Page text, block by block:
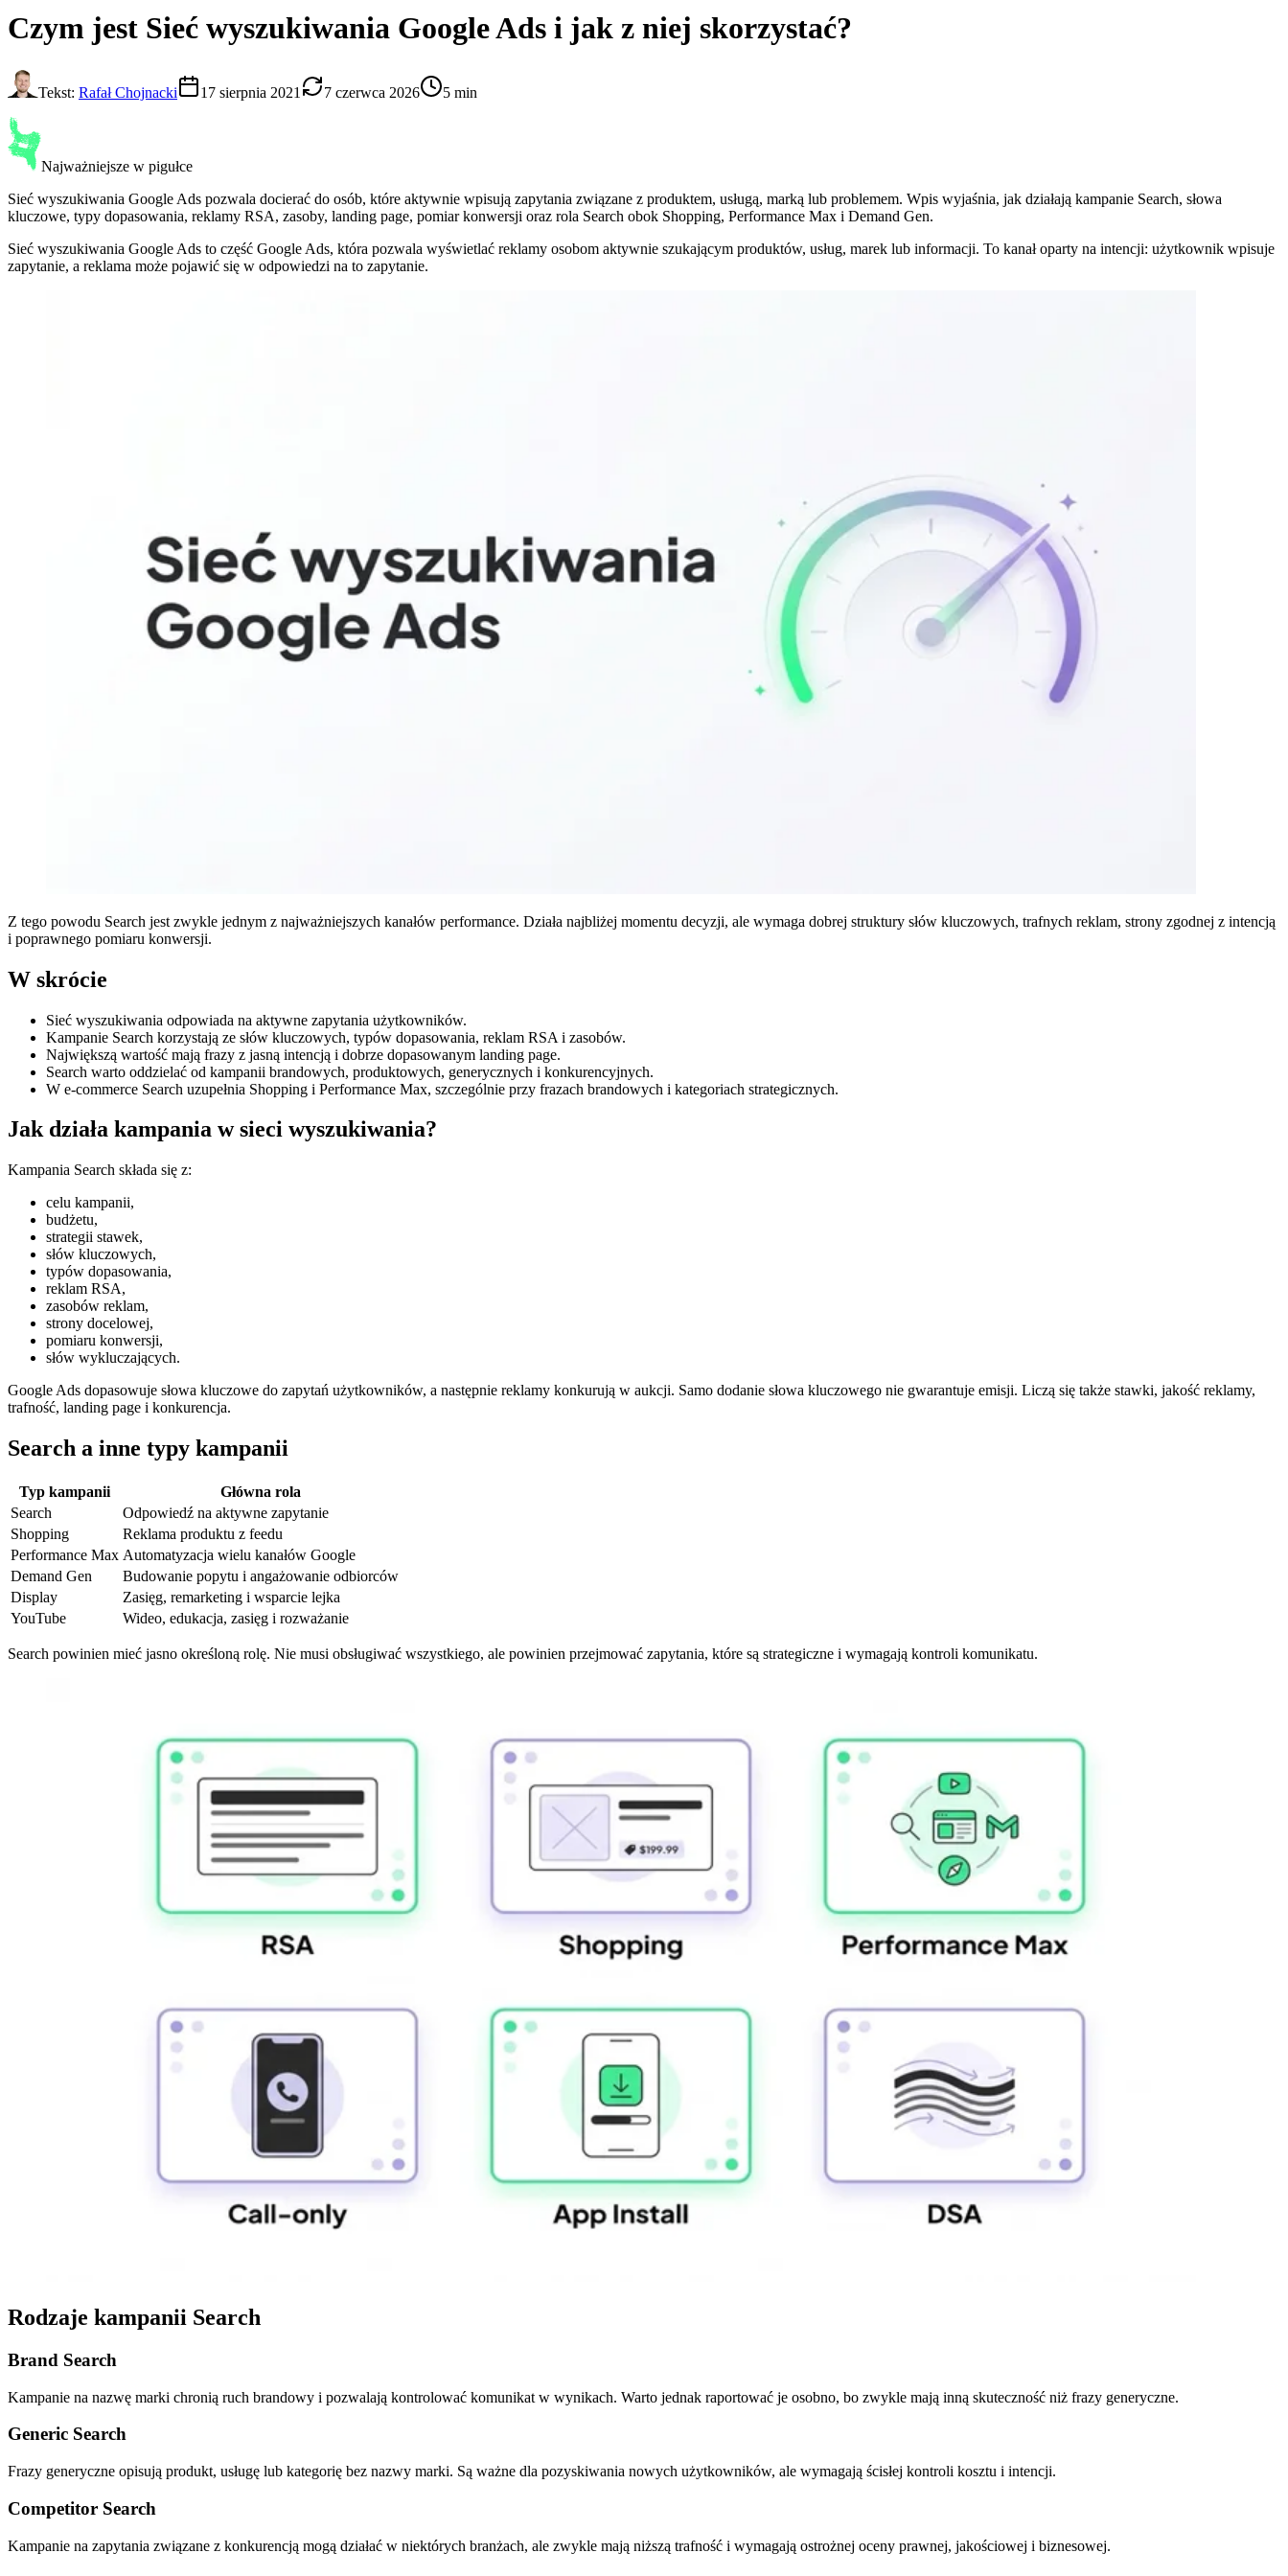
Czym jest Sieć wyszukiwania Google Ads i jak z niej skorzystać?
Tekst: Rafał Chojnacki 17 sierpnia 2021 7 czerwca 2026 5 min
Najważniejsze w pigułce
Sieć wyszukiwania Google Ads pozwala docierać do osób, które aktywnie wpisują zapytania związane z produktem, usługą, marką lub problemem. Wpis wyjaśnia, jak działają kampanie Search, słowa
kluczowe, typy dopasowania, reklamy RSA, zasoby, landing page, pomiar konwersji oraz rola Search obok Shopping, Performance Max i Demand Gen.
Sieć wyszukiwania Google Ads to część Google Ads, która pozwala wyświetlać reklamy osobom aktywnie szukającym produktów, usług, marek lub informacji. To kanał oparty na intencji: użytkownik wpisuje
zapytanie, a reklama może pojawić się w odpowiedzi na to zapytanie.
Z tego powodu Search jest zwykle jednym z najważniejszych kanałów performance. Działa najbliżej momentu decyzji, ale wymaga dobrej struktury słów kluczowych, trafnych reklam, strony zgodnej z intencją
i poprawnego pomiaru konwersji.
W skrócie
Sieć wyszukiwania odpowiada na aktywne zapytania użytkowników.
Kampanie Search korzystają ze słów kluczowych, typów dopasowania, reklam RSA i zasobów.
Największą wartość mają frazy z jasną intencją i dobrze dopasowanym landing page.
Search warto oddzielać od kampanii brandowych, produktowych, generycznych i konkurencyjnych.
W e-commerce Search uzupełnia Shopping i Performance Max, szczególnie przy frazach brandowych i kategoriach strategicznych.
Jak działa kampania w sieci wyszukiwania?
Kampania Search składa się z:
celu kampanii,
budżetu,
strategii stawek,
słów kluczowych,
typów dopasowania,
reklam RSA,
zasobów reklam,
strony docelowej,
pomiaru konwersji,
słów wykluczających.
Google Ads dopasowuje słowa kluczowe do zapytań użytkowników, a następnie reklamy konkurują w aukcji. Samo dodanie słowa kluczowego nie gwarantuje emisji. Liczą się także stawki, jakość reklamy,
trafność, landing page i konkurencja.
Search a inne typy kampanii
Typ kampanii
Główna rola
Search
Odpowiedź na aktywne zapytanie
Shopping
Reklama produktu z feedu
Performance Max Automatyzacja wielu kanałów Google
Demand Gen
Budowanie popytu i angażowanie odbiorców
Display
Zasięg, remarketing i wsparcie lejka
YouTube
Wideo, edukacja, zasięg i rozważanie
Search powinien mieć jasno określoną rolę. Nie musi obsługiwać wszystkiego, ale powinien przejmować zapytania, które są strategiczne i wymagają kontroli komunikatu.
Rodzaje kampanii Search
Brand Search
Kampanie na nazwę marki chronią ruch brandowy i pozwalają kontrolować komunikat w wynikach. Warto jednak raportować je osobno, bo zwykle mają inną skuteczność niż frazy generyczne.
Generic Search
Frazy generyczne opisują produkt, usługę lub kategorię bez nazwy marki. Są ważne dla pozyskiwania nowych użytkowników, ale wymagają ścisłej kontroli kosztu i intencji.
Competitor Search
Kampanie na zapytania związane z konkurencją mogą działać w niektórych branżach, ale zwykle mają niższą trafność i wymagają ostrożnej oceny prawnej, jakościowej i biznesowej.